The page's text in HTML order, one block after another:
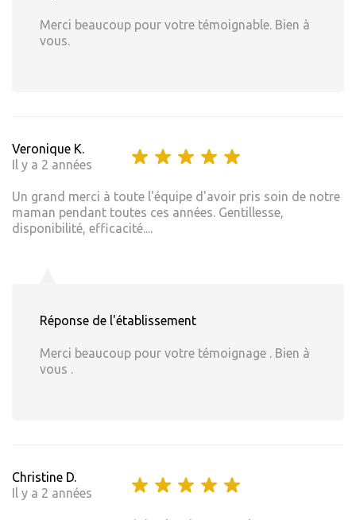
Merci beaucoup pour votre témoignable. Bien à
vous.
Veronique K.
Il y a 2 années
Un grand merci à toute l'équipe d'avoir pris soin de notre
maman pendant toutes ces années. Gentillesse,
disponibilité, efficacité....
Réponse de l'établissement
Merci beaucoup pour votre témoignage . Bien à
vous .
Christine D.
Il y a 2 années